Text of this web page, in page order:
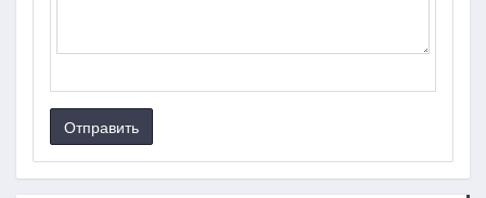
Отправить